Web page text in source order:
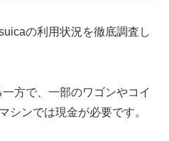
の利用状況を徹底調査し
方で、一部のワゴンやコイ
シンでは現金が必要です。